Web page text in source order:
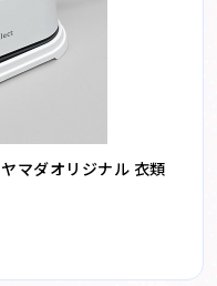
マダオリジナル 衣類